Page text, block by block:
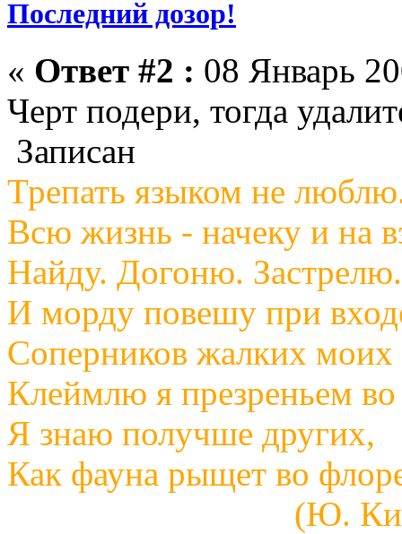
Последний дозор!
« Ответ #2 : 08 Январь
Черт подери, тогда
Записан
Трепать языком не
Всю жизнь - начеку и на
Найду. Догоню. Застрелю.
И морду повешу при
Соперников жалких моих
Клеймлю я презреньем во
Я знаю получше других,
Как фауна рыщет во
(Ю.